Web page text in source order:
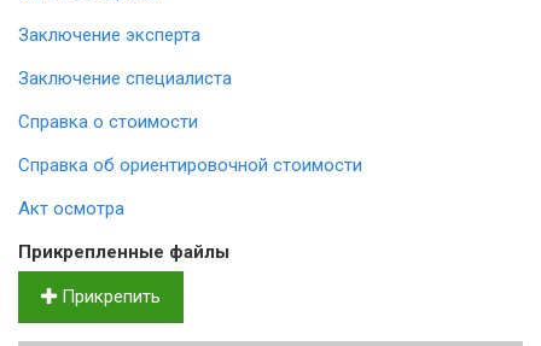
Заключение эксперта
Заключение специалиста
Справка о стоимости
Справка об ориентировочной стоимости
Акт осмотра
Прик­реп­лен­ные фай­лы
Прикрепить